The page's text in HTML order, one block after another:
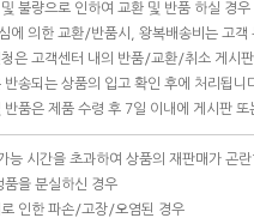
불량으로 인하여 교환 및 반품 하실 경
에 의한 교환/반품시, 왕복배송비는 고객
은 고객센터 내의 반품/교환/취소 게시
반송되는 상품의 입고 확인 후에 처리됩니
반품은 제품 수령 후 7일 이내에 게시판
능 시간을 초과하여 상품의 재판매가 곤
품을 분실하신 경우
인한 파손/고장/오염된 경우